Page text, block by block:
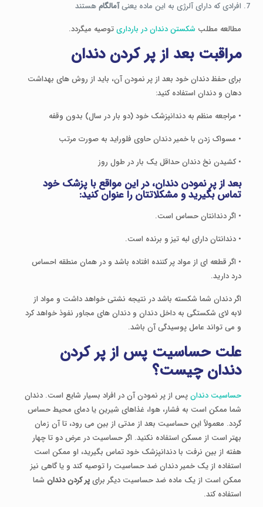
افرادی که دارای آلرژی به این ماده یعنیآمالگامهستند
مطالعه مطلب شکستن دندان در بارداریتوصیه میگردد.
مراقبت بعد از پر کردن دندان
برای حفظ دندان خود بعد از پر نمودن آن، باید از روش های بهداشت
دهان و دندان استفاده کنید:
• مراجعه منظم به دندانپزشک خود (دو بار در سال) بدون وقفه
• مسواک زدن با خمیر دندان حاوی فلوراید به صورت مرتب
• کشیدن نخ دندان حداقل یک بار در طول روز
بعد از پر نمودن دندان، در این مواقع با پزشک خود
تماس بگیرید و مشکلاتتان را عنوان کنید:
• اگر دندانتان حساس است.
• دندانتان دارای لبه تیز و برنده است.
• اگر قطعه ای از مواد پر کننده افتاده باشد و در همان منطقه احساس
درد دارید.
اگر دندان شما شکسته باشد در نتیجه نشتی خواهد داشت و مواد از
لابه لای شکستگی به داخل دندان و دندان های مجاور نفوذ خواهد کرد
و می تواند عامل پوسیدگی آن باشد.
علت حساسیت پس از پر کردن
دندان چیست؟
حساسیت دندانپس از پر نمودن آن در افراد بسیار شایع است. دندان
شما ممکن است به فشار، هوا، غذاهای شیرین یا دمای محیط حساس
گردد. معمولاً این حساسیت بعد از مدتی از بین می رود، تا آن زمان
بهتر است از مسکن استفاده نکنید. اگر حساسیت در عرض دو تا چهار
هفته از بین نرفت با دندانپزشک خود تماس بگیرید، او ممکن است
استفاده از یک خمیر دندان ضد حساسیت را توصیه کند و یا گاهی نیز
ممکن است از یک ماده ضد حساسیت دیگر برایپر کردن دندانشما
استفاده کند.